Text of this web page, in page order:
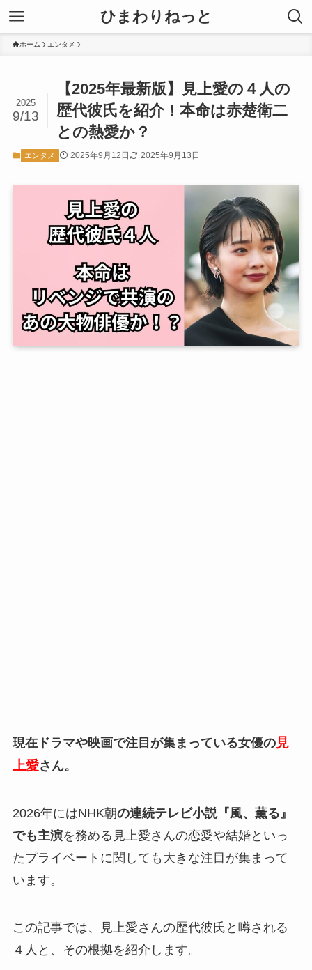
ひまわりねっと
ホーム エンタメ
【2025年最新版】見上愛の４人の
歴代彼氏を紹介！本命は赤楚衛二
との熱愛か？
2025
9/13
エンタメ 2025年9月12日 2025年9月13日
現在ドラマや映画で注目が集まっている女優の見
上愛さん。
2026年にはNHK朝の連続テレビ小説『風、薫る』
でも主演を務める見上愛さんの恋愛や結婚といっ
たプライベートに関しても大きな注目が集まって
います。
この記事では、見上愛さんの歴代彼氏と噂される
４人と、その根拠を紹介します。